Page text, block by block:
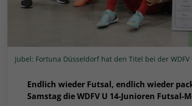
Jubel: Fortuna Düsseldorf hat den Titel bei der
Endlich wieder Futsal, endlich wieder
Samstag die WDFV U 14-Junioren Futsal-